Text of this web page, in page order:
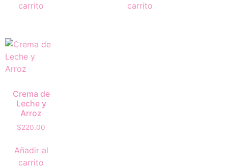
carrito
carrito
Crema de
Leche y
Arroz
$220.00
Añadir al
carrito